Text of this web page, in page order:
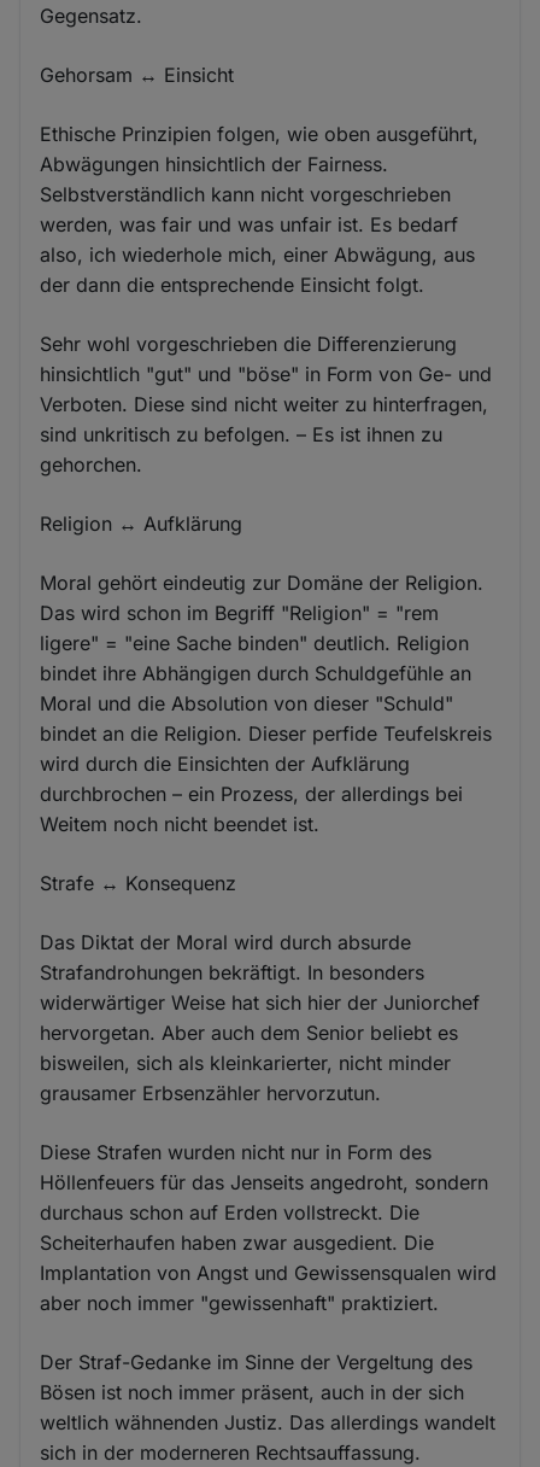
Gegensatz.
Gehorsam ↔ Einsicht
Ethische Prinzipien folgen, wie oben ausgeführt,
Abwägungen hinsichtlich der Fairness.
Selbstverständlich kann nicht vorgeschrieben
werden, was fair und was unfair ist. Es bedarf
also, ich wiederhole mich, einer Abwägung, aus
der dann die entsprechende Einsicht folgt.
Sehr wohl vorgeschrieben die Differenzierung
hinsichtlich "gut" und "böse" in Form von Ge- und
Verboten. Diese sind nicht weiter zu hinterfragen,
sind unkritisch zu befolgen. – Es ist ihnen zu
gehorchen.
Religion ↔ Aufklärung
Moral gehört eindeutig zur Domäne der Religion.
Das wird schon im Begriff "Religion" = "rem
ligere" = "eine Sache binden" deutlich. Religion
bindet ihre Abhängigen durch Schuldgefühle an
Moral und die Absolution von dieser "Schuld"
bindet an die Religion. Dieser perfide Teufelskreis
wird durch die Einsichten der Aufklärung
durchbrochen – ein Prozess, der allerdings bei
Weitem noch nicht beendet ist.
Strafe ↔ Konsequenz
Das Diktat der Moral wird durch absurde
Strafandrohungen bekräftigt. In besonders
widerwärtiger Weise hat sich hier der Juniorchef
hervorgetan. Aber auch dem Senior beliebt es
bisweilen, sich als kleinkarierter, nicht minder
grausamer Erbsenzähler hervorzutun.
Diese Strafen wurden nicht nur in Form des
Höllenfeuers für das Jenseits angedroht, sondern
durchaus schon auf Erden vollstreckt. Die
Scheiterhaufen haben zwar ausgedient. Die
Implantation von Angst und Gewissensqualen wird
aber noch immer "gewissenhaft" praktiziert.
Der Straf-Gedanke im Sinne der Vergeltung des
Bösen ist noch immer präsent, auch in der sich
weltlich wähnenden Justiz. Das allerdings wandelt
sich in der moderneren Rechtsauffassung.